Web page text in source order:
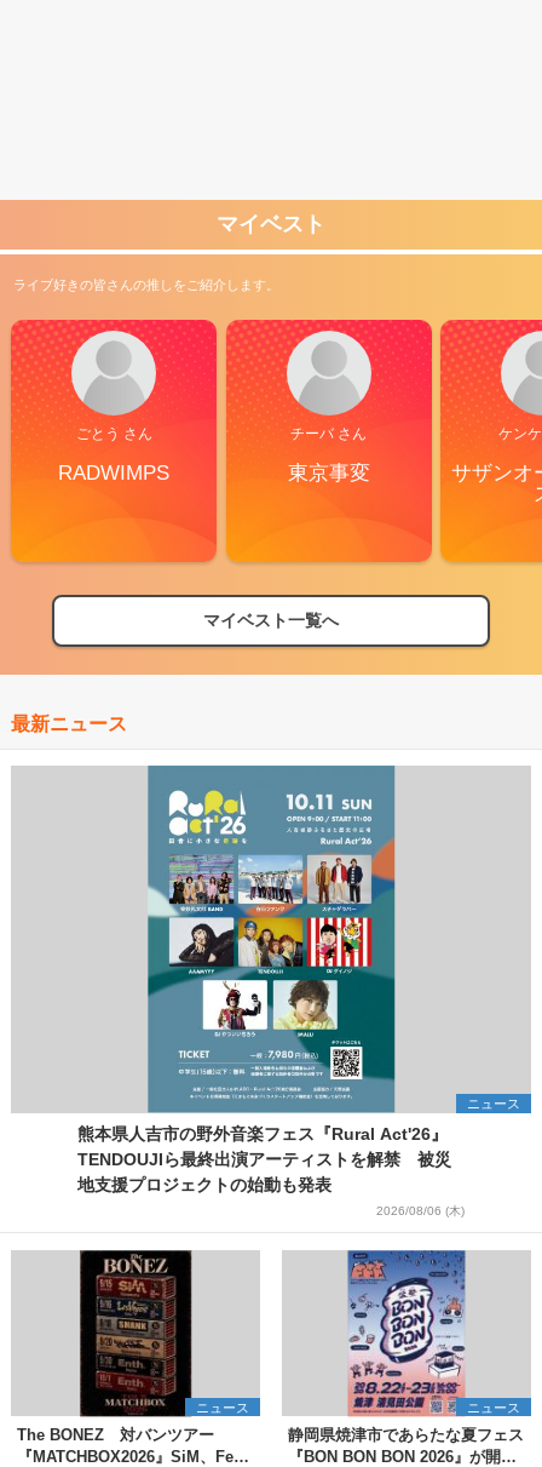
マイベスト
ライブ好きの皆さんの推しをご紹介します。
ごとう さん
RADWIMPS
チーバ さん
東京事変
ケン
サザンオ
マイベスト一覧へ
最新ニュース
ニュース
熊本県人吉市の野外音楽フェス『Rural Act'26』
TENDOUJIら最終出演アーティストを解禁 被災
地支援プロジェクトの始動も発表
2026/08/06 (木)
ニュース
The BONEZ 対バンツアー
『MATCHBOX2026』SiM、Fear,
ニュース
静岡県焼津市であらたな夏フェス
『BON BON BON 2026』が開